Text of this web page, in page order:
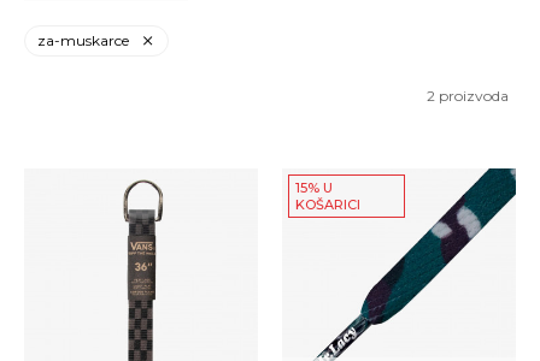
za-muskarce
2 proizvoda
15% U
KOŠARICI